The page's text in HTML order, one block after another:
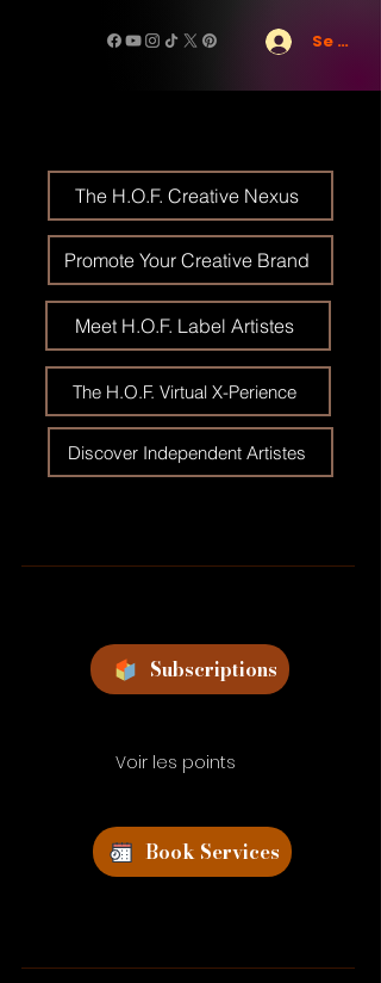
Se
The H.O.F. Creative Nexus
Promote Your Creative Brand
Meet H.O.F. Label Artistes
The H.O.F. Virtual X-Perience
Discover Independent Artistes
Subscriptions
Voir les points
Book Services